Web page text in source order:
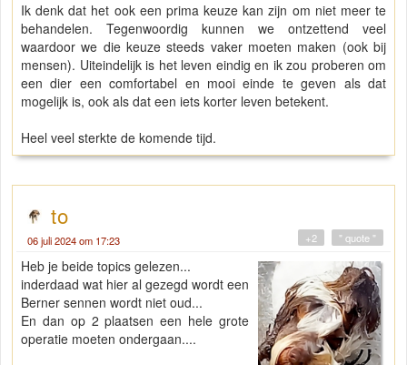
Ik denk dat het ook een prima keuze kan zijn om niet meer te
behandelen. Tegenwoordig kunnen we ontzettend veel
waardoor we die keuze steeds vaker moeten maken (ook bij
mensen). Uiteindelijk is het leven eindig en ik zou proberen om
een dier een comfortabel en mooi einde te geven als dat
mogelijk is, ook als dat een iets korter leven betekent.
Heel veel sterkte de komende tijd.
to
06 juli 2024 om 17:23 " quote "
+2
Heb je beide topics gelezen...
inderdaad wat hier al gezegd wordt een
Berner sennen wordt niet oud...
En dan op 2 plaatsen een hele grote
operatie moeten ondergaan....